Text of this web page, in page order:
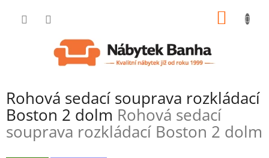
Rohová sedací souprava rozkládací
Boston 2 dolm Rohová sedací
souprava rozkládací Boston 2 dolm